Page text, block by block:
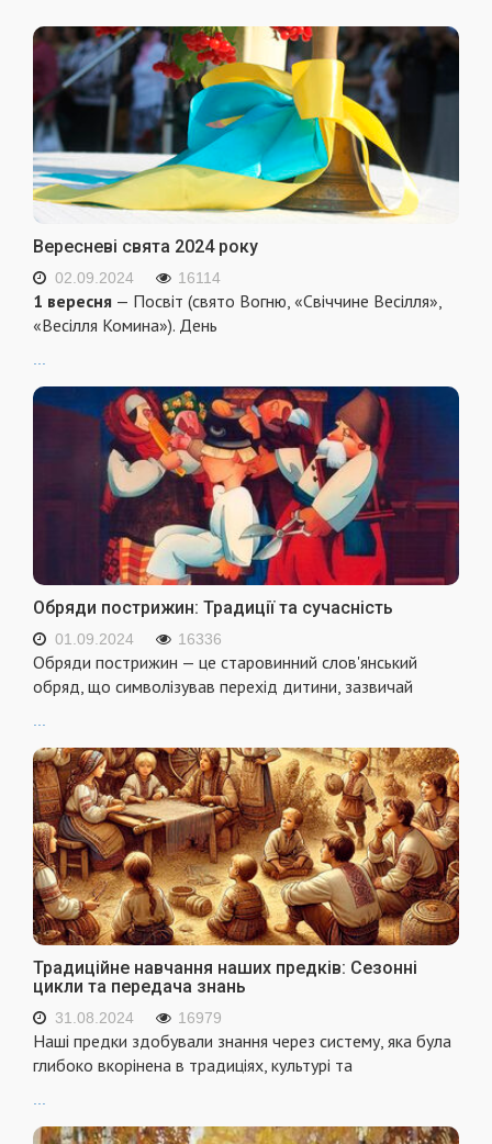
Вересневі свята 2024 року
02.09.2024 16114
1 вересня — Посвіт (свято Вогню, «Свіччине Весілля»,
«Весілля Комина»). День
...
Обряди пострижин: Традиції та сучасність
01.09.2024 16336
Обряди пострижин — це старовинний слов'янський
обряд, що символізував перехід дитини, зазвичай
Традиційне навчання наших предків: Сезонні
цикли та передача знань
31.08.2024 16979
Наші предки здобували знання через систему, яка була
глибоко вкорінена в традиціях, культурі та